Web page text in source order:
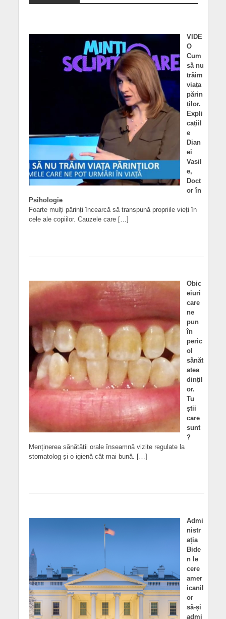
VIDE
O
Cum
să nu
trăim
viața
părin
ților.
Expli
cațiil
e
Dian
ei
Vasil
e,
Doct
or în
Psihologie
Foarte mulți părinți încearcă să transpună propriile vieți în
cele ale copiilor. Cauzele care […]
Obic
eiuri
care
ne
pun
în
peric
ol
sănăt
atea
dințil
or.
Tu
știi
care
sunt
?
Menținerea sănătății orale înseamnă vizite regulate la
stomatolog și o igienă cât mai bună. […]
Admi
nistr
ația
Bide
n le
cere
amer
icanil
or
să-și
admi